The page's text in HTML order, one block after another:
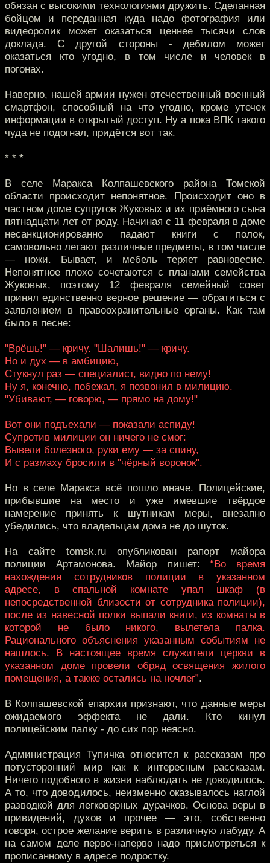
обязан с высокими технологиями дружить. Сделанная
бойцом и переданная куда надо фотография или
видеоролик может оказаться ценнее тысячи слов
доклада. С другой стороны - дебилом может
оказаться кто угодно, в том числе и человек в
погонах.
Наверно, нашей армии нужен отечественный военный
смартфон, способный на что угодно, кроме утечек
информации в открытый доступ. Ну а пока ВПК такого
чуда не подогнал, придётся вот так.
* * *
В селе Маракса Колпашевского района Томской
области происходит непонятное. Происходит оно в
частном доме супругов Жуковых и их приёмного сына
пятнадцати лет от роду. Начиная с 11 февраля в доме
несанкционированно падают книги с полок,
самовольно летают различные предметы, в том числе
— ножи. Бывает, и мебель теряет равновесие.
Непонятное плохо сочетаются с планами семейства
Жуковых, поэтому 12 февраля семейный совет
принял единственно верное решение — обратиться с
заявлением в правоохранительные органы. Как там
было в песне:
"Врёшь!" — кричу. "Шалишь!" — кричу.
Но и дух — в амбицию,
Стукнул раз — специалист, видно по нему!
Ну я, конечно, побежал, я позвонил в милицию.
"Убивают, — говорю, — прямо на дому!"
Вот они подъехали — показали аспиду!
Супротив милиции он ничего не смог:
Вывели болезного, руки ему — за спину,
И с размаху бросили в "чёрный воронок".
Но в селе Маракса всё пошло иначе. Полицейские,
прибывшие на место и уже имевшие твёрдое
намерение принять к шутникам меры, внезапно
убедились, что владельцам дома не до шуток.
На сайте tomsk.ru опубликован рапорт майора
полиции Артамонова. Майор пишет: “Во время
нахождения сотрудников полиции в указанном
адресе, в спальной комнате упал шкаф (в
непосредственной близости от сотрудника полиции),
после из навесной полки выпали книги, из комнаты в
которой не было никого, вылетела палка.
Рационального объяснения указанным событиям не
нашлось. В настоящее время служители церкви в
указанном доме провели обряд освящения жилого
помещения, а также остались на ночлег”.
В Колпашевской епархии признают, что данные меры
ожидаемого эффекта не дали. Кто кинул
полицейским палку - до сих пор неясно.
Администрация Тупичка относится к рассказам про
потусторонний мир как к интересным рассказам.
Ничего подобного в жизни наблюдать не доводилось.
А то, что доводилось, неизменно оказывалось наглой
разводкой для легковерных дурачков. Основа веры в
привидений, духов и прочее — это, собственно
говоря, острое желание верить в различную лабуду. А
на самом деле перво-наперво надо присмотреться к
прописанному в адресе подростку.